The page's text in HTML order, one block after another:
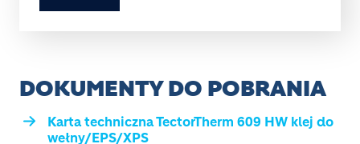
DOKUMENTY DO POBRANIA
Karta techniczna TectorTherm 609 HW klej do
wełny/EPS/XPS